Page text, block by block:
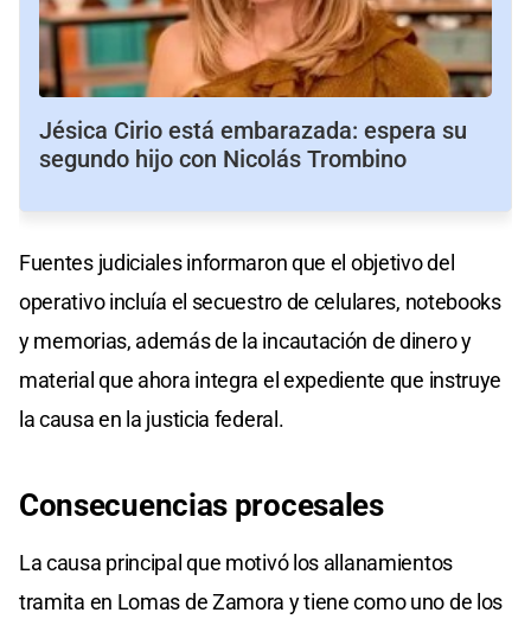
Jésica Cirio está embarazada: espera su
segundo hijo con Nicolás Trombino
Fuentes judiciales informaron que el objetivo del
operativo incluía el secuestro de celulares, notebooks
y memorias, además de la incautación de dinero y
material que ahora integra el expediente que instruye
la causa en la justicia federal.
Consecuencias procesales
La causa principal que motivó los allanamientos
tramita en Lomas de Zamora y tiene como uno de los